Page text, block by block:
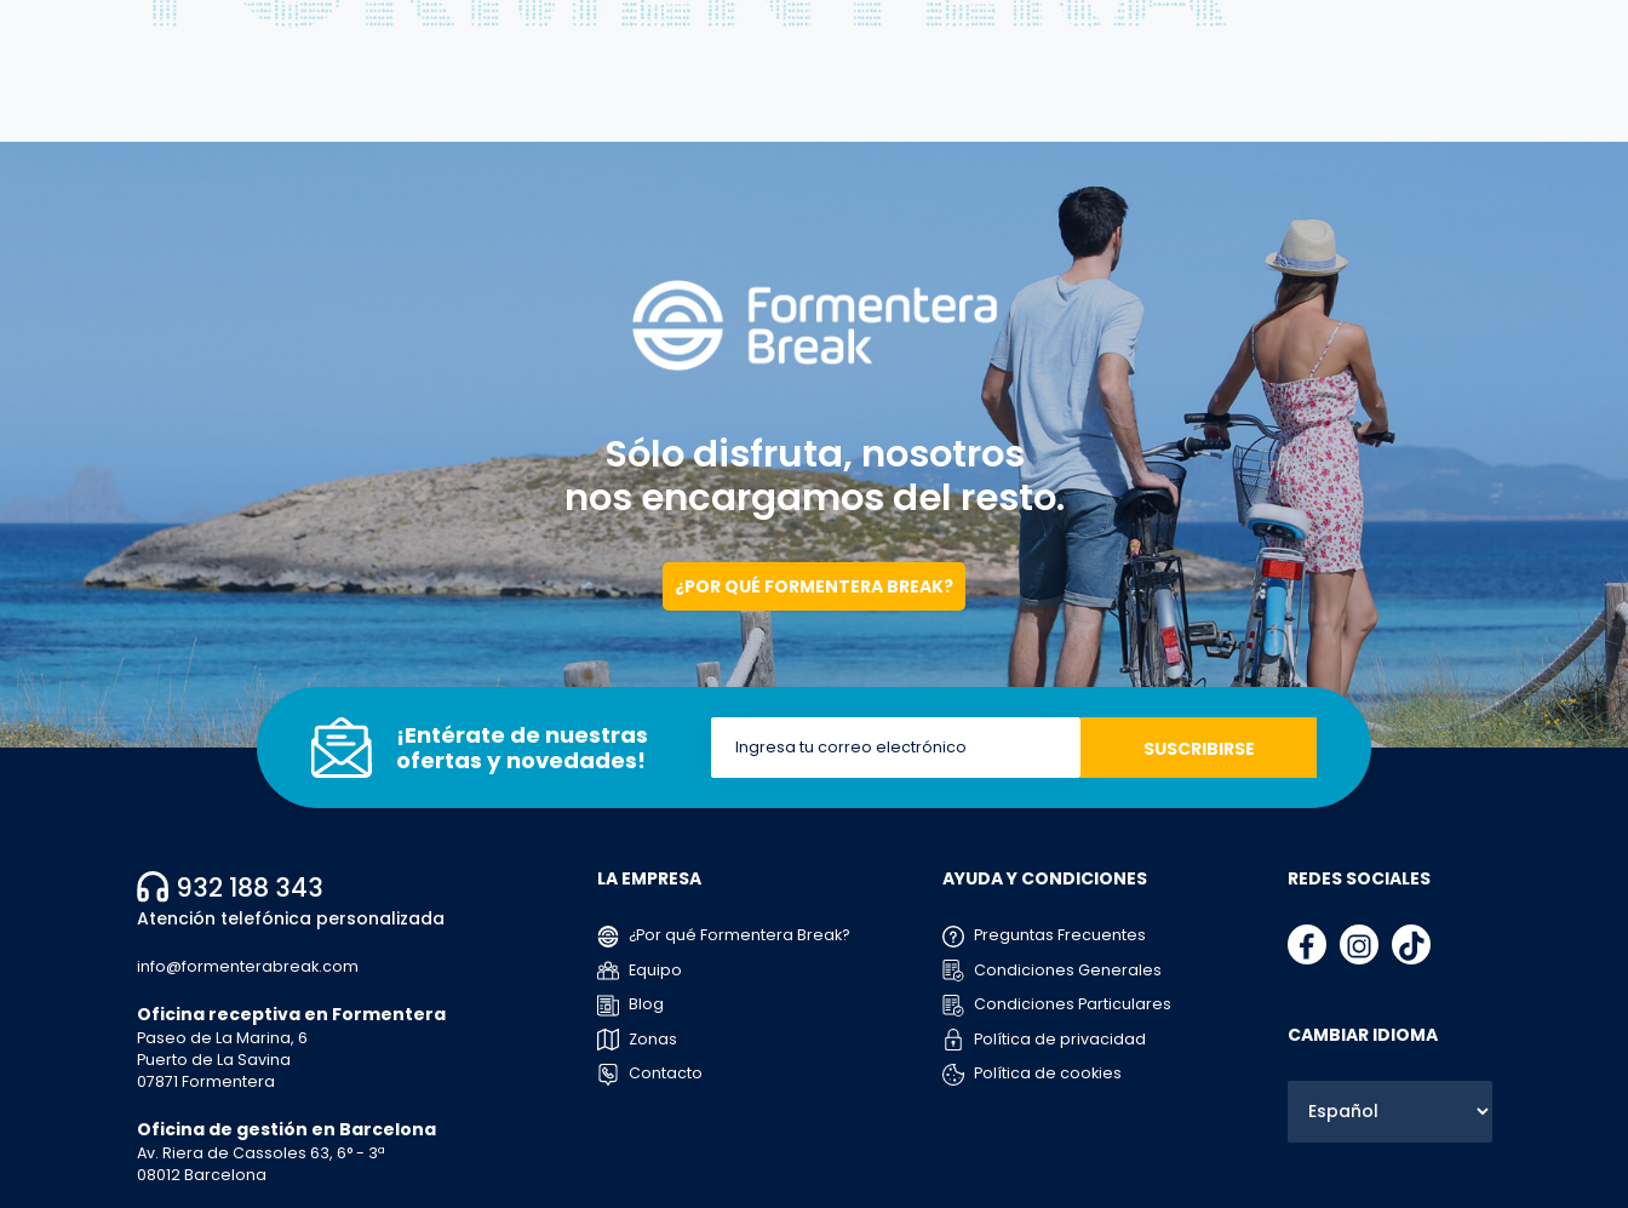
Sólo disfruta, nosotros
nos encargamos del resto.
¿POR QUÉ FORMENTERA BREAK?
¡Entérate de nuestras
ofertas y novedades!
932 188 343
Atención telefónica personalizada
info@formenterabreak.com
Oficina receptiva en Formentera
Paseo de La Marina, 6
Puerto de La Savina
07871 Formentera
Oficina de gestión en Barcelona
Av. Riera de Cassoles 63, 6° - 3ª
08012 Barcelona
LA EMPRESA
¿Por qué Formentera Break?
Equipo
Blog
Zonas
Contacto
AYUDA Y CONDICIONES
Preguntas Frecuentes
Condiciones Generales
Condiciones Particulares
Política de privacidad
Política de cookies
REDES SOCIALES
CAMBIAR IDIOMA